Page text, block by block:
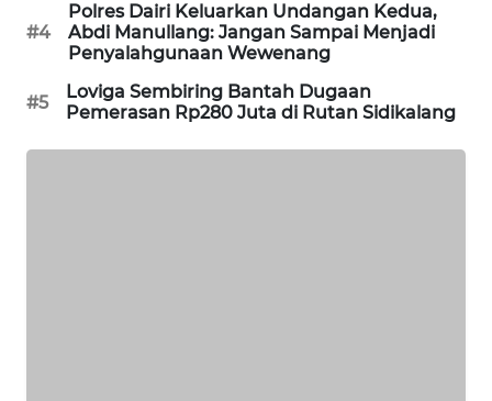
#4
Polres Dairi Keluarkan Undangan Kedua,
Abdi Manullang: Jangan Sampai Menjadi
Penyalahgunaan Wewenang
#5
Loviga Sembiring Bantah Dugaan
Pemerasan Rp280 Juta di Rutan Sidikalang
HUMBANG
NEWS